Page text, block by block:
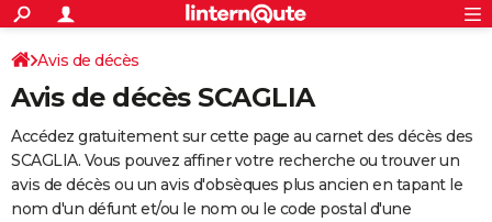
ACTUALITÉS
Politique
Société
Faits Divers
Education
Monde
Villes
+
SPORT
Coupe du monde 2026
Football
Tennis
Cyclisme
Rugby
Forum
Programme TV
TNT
Streaming
Cinéma
Sorties cinéma
Musique
+
FINANCE
Retraite
Epargne
Immobilier
Risques naturels par ville
Banque
Assurance
AUTO
Avis de décès
Avis de décès SCAGLIA
Accédez gratuitement sur cette page au carnet des décès des
SCAGLIA. Vous pouvez affiner votre recherche ou trouver un
avis de décès ou un avis d'obsèques plus ancien en tapant le
nom d'un défunt et/ou le nom ou le code postal d'une